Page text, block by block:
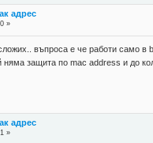
адрес
»
въпроса е че работи само в
защита по mac address и до
адрес
»